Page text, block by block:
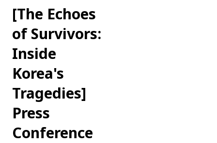
[The Echoes
of Survivors:
Inside
Korea's
Tragedies]
Press
Conference